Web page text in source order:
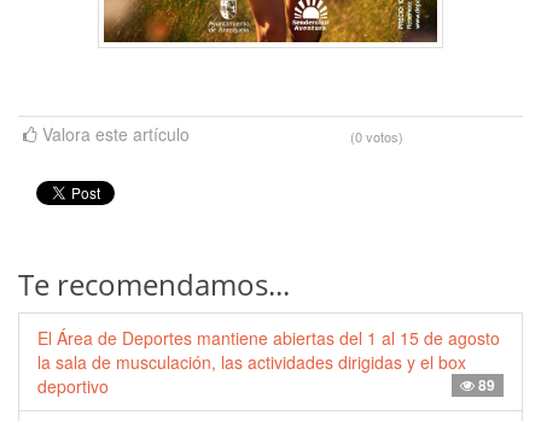
Valora este artículo (0 votos)
Te recomendamos...
El Área de Deportes mantiene abiertas del 1 al 15 de agosto
la sala de musculación, las actividades dirigidas y el box
deportivo
89